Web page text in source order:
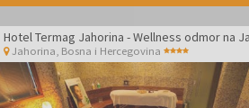
Jahorina, Bosna i Hercegovina